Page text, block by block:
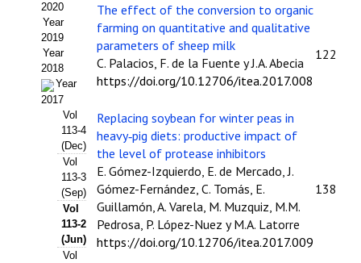
REVISTA ITEA
Presentación ITEA
Equipo Editorial
Leer revista ITEA
Directrices para autores/as
Políticas Editoriales
Propuesta Volumen Especial
Sello Calidad FECYT
2020
Year
2019
Year
2018
Year
2017
Vol
113-4
(Dec)
Vol
113-3
(Sep)
Vol
113-2
(Jun)
Vol
The effect of the conversion to organic
farming on quantitative and qualitative
parameters of sheep milk
C. Palacios, F. de la Fuente y J.A. Abecia
https://doi.org/10.12706/itea.2017.008
122
Replacing soybean for winter peas in
heavy‑pig diets: productive impact of
the level of protease inhibitors
E. Gómez-Izquierdo, E. de Mercado, J.
Gómez-Fernández, C. Tomás, E.
Guillamón, A. Varela, M. Muzquiz, M.M.
Pedrosa, P. López-Nuez y M.A. Latorre
https://doi.org/10.12706/itea.2017.009
138